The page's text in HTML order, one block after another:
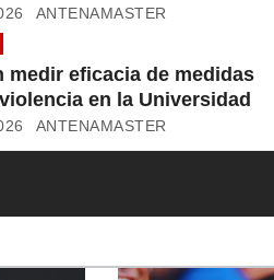
ANTENAMASTER
medir eficacia de medidas
en la Universidad
ANTENAMASTER